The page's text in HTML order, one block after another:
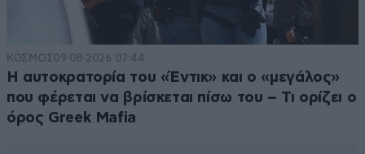
ΚΟΣΜΟΣ09·08·2026 07:44
Η αυτοκρατορία του «Έντικ» και ο «μεγάλος»
που φέρεται να βρίσκεται πίσω του – Τι ορίζει ο
όρος Greek Mafia